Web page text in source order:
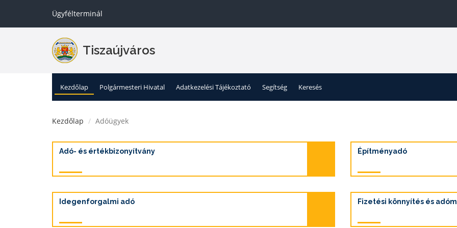
Ügyfélterminál
Tiszaújváros
Kezdőlap Polgármesteri Hivatal Adatkezelési Tájékoztató Segítség Keresés
Kezdőlap Adóügyek
Adó- és értékbizonyítvány
Idegenforgalmi adó
Építményadó
Fizetési könnyítés és